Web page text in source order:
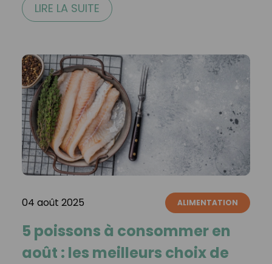
LIRE LA SUITE
04 août 2025 ALIMENTATION
5 poissons à consommer en
août : les meilleurs choix de